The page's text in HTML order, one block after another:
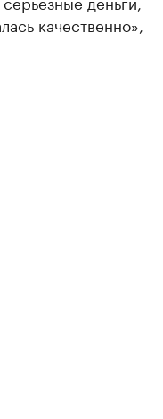
качественно»,